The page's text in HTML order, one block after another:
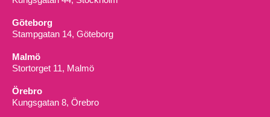
Göteborg
Stampgatan 14, Göteborg
Malmö
Stortorget 11, Malmö
Örebro
Kungsgatan 8, Örebro